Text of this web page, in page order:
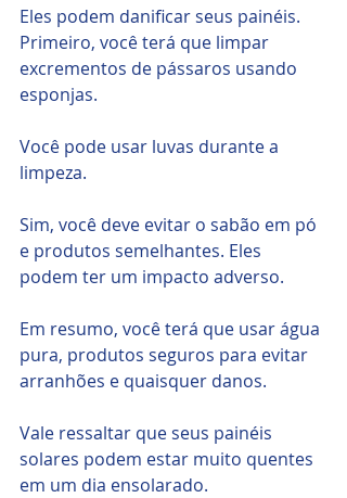
Eles podem danificar seus painéis.
Primeiro, você terá que limpar
excrementos de pássaros usando
esponjas.
Você pode usar luvas durante a
limpeza.
Sim, você deve evitar o sabão em pó
e produtos semelhantes. Eles
podem ter um impacto adverso.
Em resumo, você terá que usar água
pura, produtos seguros para evitar
arranhões e quaisquer danos.
Vale ressaltar que seus painéis
solares podem estar muito quentes
em um dia ensolarado.